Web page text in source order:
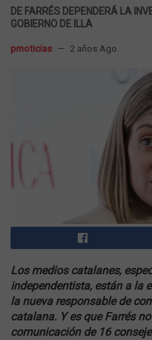
DE FARRÉS DEPENDERÁ LA
GOBIERNO DE ILLA
prnoticias 2 años Ago
Los medios catalanes,
independentista, están a la
la nueva responsable de
catalana. Y es que Farrés
comunicación de 16